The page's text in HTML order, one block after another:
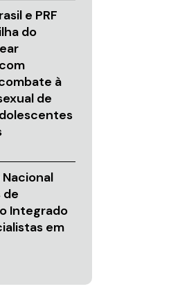
e PRF
do
à
de
de
Integrado
em